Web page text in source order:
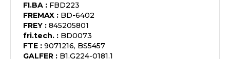
FI.BA : FBD223
FREMAX : BD-6402
FREY : 845205801
fri.tech. : BD0073
FTE : 9071216, BS5457
GALFER : B1.G224-0181.1